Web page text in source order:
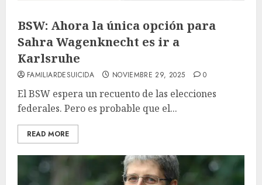
BSW: Ahora la única opción para
Sahra Wagenknecht es ir a
Karlsruhe
FAMILIARDESUICIDA NOVIEMBRE 29, 2025 0
El BSW espera un recuento de las elecciones
federales. Pero es probable que el...
READ MORE